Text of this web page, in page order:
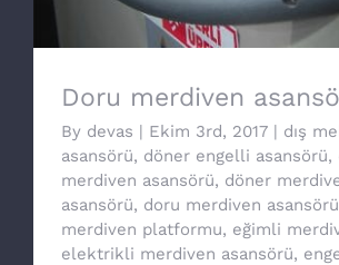
Doru merdiven
By devas | Ekim 3rd, 2017 | dış
asansörü, döner engelli asansörü,
merdiven asansörü, döner
asansörü, doru merdiven asansörü
merdiven platformu, eğimli
elektrikli merdiven asansörü,